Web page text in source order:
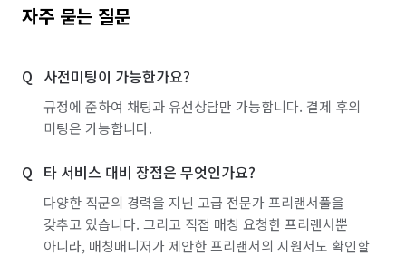
자주 묻는 질문
사전미팅이 가능한가요?
규정에 준하여 채팅과 유선상담만 가능합니다. 결제 후의
미팅은 가능합니다.
타 서비스 대비 장점은 무엇인가요?
다양한 직군의 경력을 지닌 고급 전문가 프리랜서풀을
갖추고 있습니다. 그리고 직접 매칭 요청한 프리랜서뿐
아니라, 매칭매니저가 제안한 프리랜서의 지원서도 확인할